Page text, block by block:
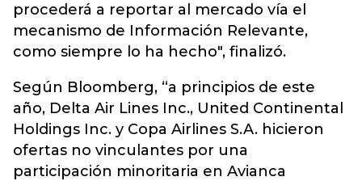
procederá a reportar al mercado vía el
mecanismo de Información Relevante,
como siempre lo ha hecho", finalizó.
Según Bloomberg, “a principios de este
año, Delta Air Lines Inc., United Continental
Holdings Inc. y Copa Airlines S.A. hicieron
ofertas no vinculantes por una
participación minoritaria en Avianca